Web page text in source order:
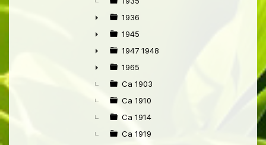
►
1936
►
1945
►
1947 1948
►
1965
Ca 1903
Ca 1910
Ca 1914
Ca 1919